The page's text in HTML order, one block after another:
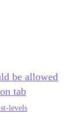
be allowed
tab
levels